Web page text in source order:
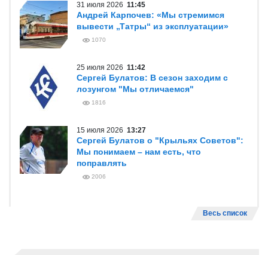
31 июля 2026 11:45
Андрей Карпочев: «Мы стремимся
вывести „Татры“ из эксплуатации»
1070
25 июля 2026 11:42
Сергей Булатов: В сезон заходим с
лозунгом "Мы отличаемся"
1816
15 июля 2026 13:27
Сергей Булатов о "Крыльях Советов":
Мы понимаем – нам есть, что
поправлять
2006
Весь список